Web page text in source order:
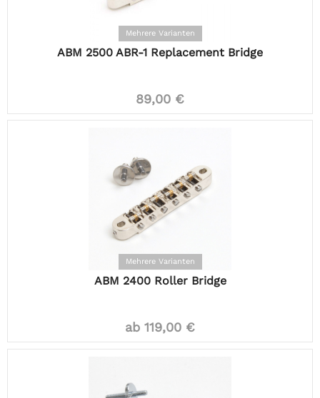
Mehrere Varianten
ABM 2500 ABR-1 Replacement Bridge
89,00 €
Mehrere Varianten
ABM 2400 Roller Bridge
ab 119,00 €